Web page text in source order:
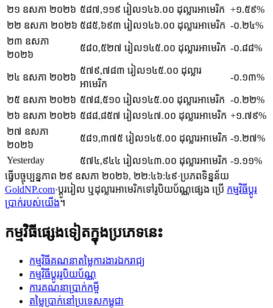
២១ ឧសភា ២០២៦ ៥៨៧,១១៩ រៀល១៤៦.០០ ដុល្លារអាមេរិក +១.៥៩%
២២ ឧសភា ២០២៦ ៥៨៥,៦៩៣ រៀល១៤៦.០០ ដុល្លារអាមេរិក -០.២៤%
២៣ ឧសភា
២០២៦
៥៨០,៥២៧ រៀល១៤៥.០០ ដុល្លារអាមេរិក -០.៨៨%
២៤ ឧសភា ២០២៦
៥៧៩,៧៨៣ រៀល១៤៥.០០ ដុល្លារ
អាមេរិក
-០.១៣%
២៥ ឧសភា ២០២៦ ៥៧៨,៥១០ រៀល១៤៥.០០ ដុល្លារអាមេរិក -០.២២%
២៦ ឧសភា ២០២៦ ៥៨៨,៨៥៧ រៀល១៤៧.០០ ដុល្លារអាមេរិក +១.៧៩%
២៧ ឧសភា
២០២៦
៥៨១,៣៧៥ រៀល១៤៥.០០ ដុល្លារអាមេរិក -១.២៧%
Yesterday ៥៧៤,៩៤៤ រៀល១៤៣.០០ ដុល្លារអាមេរិក -១.១១%
ធ្វើបច្ចុប្បន្នភាព ២៩ ឧសភា ២០២៦, ២២:៤៦:៤៩·ប្រភពទិន្នន័យ
GoldNP.com·ប្តូររៀល ឬដុល្លារអាមេរិកទៅរូបិយប័ណ្ណផ្សេង ប្រើ កម្មវិធីប្តូរ
ប្រាក់របស់យើង។
កម្មវិធីផ្សេងទៀតក្នុងប្រភេទនេះ
កម្មវិធីគណនាតម្លៃការងារឯករាជ្យ
កម្មវិធីប្តូររូបិយប័ណ្ណ
ការគណនាប្រាក់កម្ចី
តម្លៃប្រាក់នៅប្រទេសកម្ពុជា